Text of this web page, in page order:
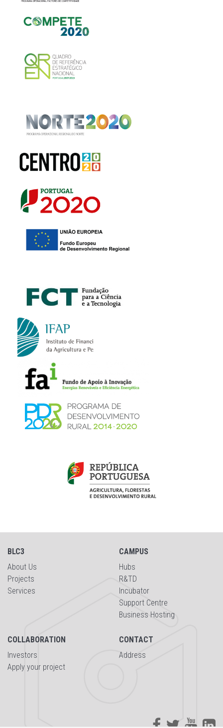
BLC3
About Us
Projects
Services
CAMPUS
Hubs
R&TD
Incubator
Support Centre
Business Hosting
COLLABORATION
Investors
Apply your project
CONTACT
Address